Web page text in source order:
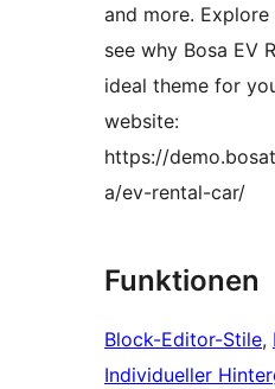
and more.
see why Bosa EV
ideal theme for
website:
https://
a/ev-rental-car/
Funktionen
Block-Editor-Stile,
Individueller